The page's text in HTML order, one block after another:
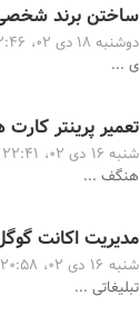
ساختن برند شخصی
دوشنبه 18 دی 02، 22:46 -
ی ...
تعمیر پرینتر کارت
شنبه 16 دی 02، 22:41 -
هنگف ...
مدیریت اکانت
شنبه 16 دی 02، 20:58 -
تبلیغاتی ...